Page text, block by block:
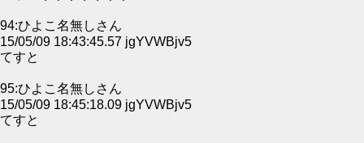
94:ひよこ名無しさん
15/05/09 18:43:45.57 jgYVWBjv5
てすと
95:ひよこ名無しさん
15/05/09 18:45:18.09 jgYVWBjv5
てすと